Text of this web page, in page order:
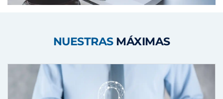
NUESTRAS MÁXIMAS